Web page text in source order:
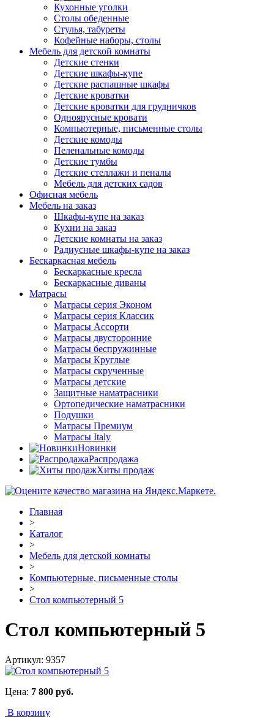
Кухонные уголки
Столы обеденные
Стулья, табуреты
Кофейные наборы, столы
Мебель для детской комнаты
Детские стенки
Детские шкафы-купе
Детские распашные шкафы
Детские кроватки
Детские кроватки для грудничков
Одноярусные кровати
Компьютерные, письменные столы
Детские комоды
Пеленальные комоды
Детские тумбы
Детские стеллажи и пеналы
Мебель для детских садов
Офисная мебель
Мебель на заказ
Шкафы-купе на заказ
Кухни на заказ
Детские комнаты на заказ
Радиусные шкафы-купе на заказ
Бескаркасная мебель
Бескаркасные кресла
Бескаркасные диваны
Матрасы
Матрасы серия Эконом
Матрасы серия Классик
Матрасы Ассорти
Матрасы двусторонние
Матрасы беспружинные
Матрасы Круглые
Матрасы скрученные
Матрасы детские
Защитные наматрасники
Ортопедические наматрасники
Подушки
Матрасы Премиум
Матрасы Italy
Новинки
Распродажа
Хиты продаж
Главная
>
Каталог
>
Мебель для детской комнаты
>
Компьютерные, письменные столы
>
Стол компьютерный 5
Стол компьютерный 5
Артикул: 9357
Цена: 7 800 руб.
В корзину